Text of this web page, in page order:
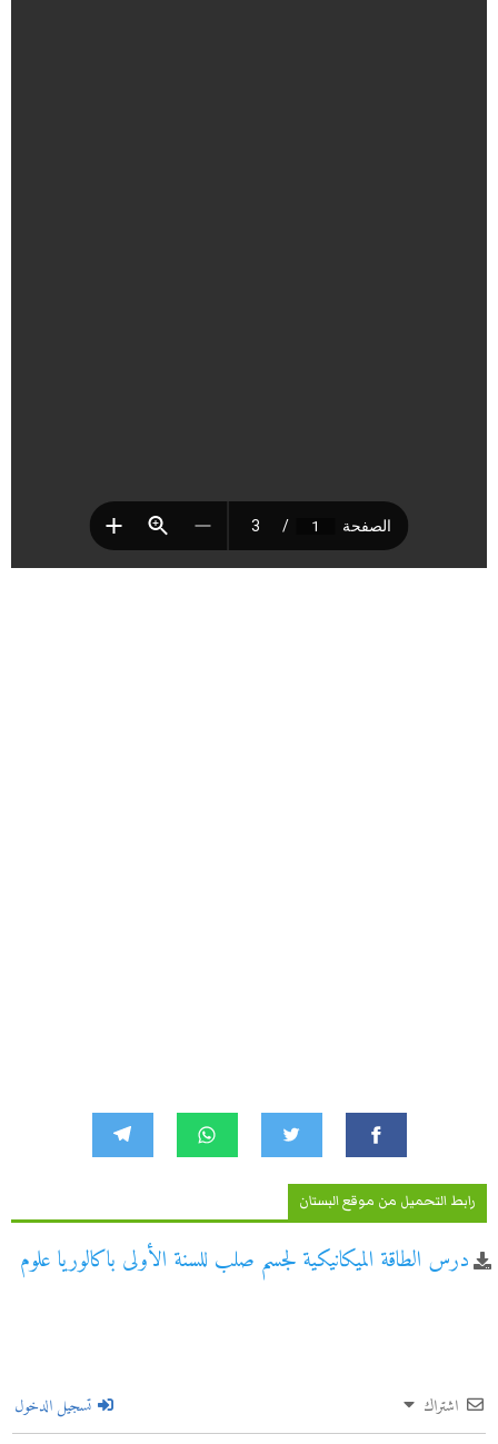
رابط التحميل من موقع البستان
درس الطاقة الميكانيكية لجسم صلب للسنة الأولى باكالوريا علوم
اشتراك تسجيل الدخول